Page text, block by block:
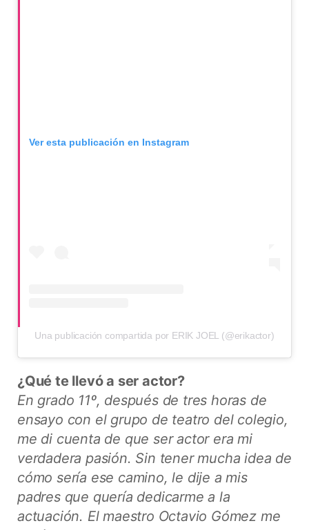
Ver esta publicación en Instagram
Una publicación compartida por ERIK JOEL (@erikactor)
¿Qué te llevó a ser actor?
En grado 11º, después de tres horas de
ensayo con el grupo de teatro del colegio,
me di cuenta de que ser actor era mi
verdadera pasión. Sin tener mucha idea de
cómo sería ese camino, le dije a mis
padres que quería dedicarme a la
actuación. El maestro Octavio Gómez me